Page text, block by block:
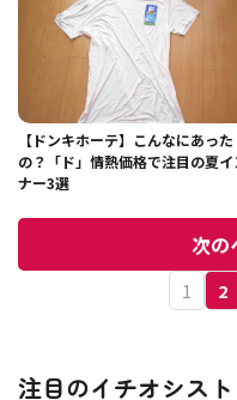
【ドンキホーテ】こんなにあった
の？「ド」情熱価格で注目の夏イ
ナー3選
次の
1 2
注目のイチオシスト